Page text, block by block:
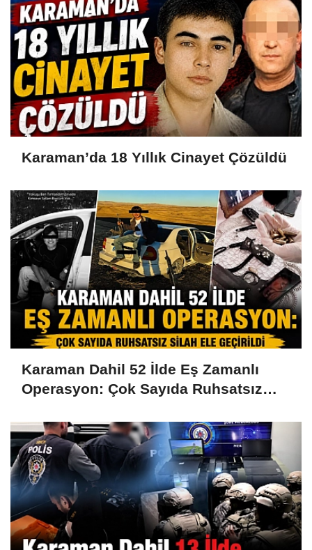
Karaman’da 18 Yıllık Cinayet Çözüldü
Karaman Dahil 52 İlde Eş Zamanlı
Operasyon: Çok Sayıda Ruhsatsız